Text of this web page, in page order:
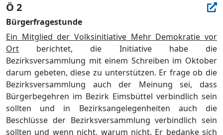
Ö 2
Bürgerfragestunde
Ein Mitglied der Volksinitiative Mehr Demokratie vor
Ort berichtet, die Initiative habe die
Bezirksversammlung mit einem Schreiben im Oktober
darum gebeten, diese zu unterstützen. Er frage ob die
Bezirksversammlung auch der Meinung sei, dass
Bürgerbegehren im Bezirk Eimsbüttel verbindlich sein
sollten und in Bezirksangelegenheiten auch die
Beschlüsse der Bezirksversammlung verbindlich sein
sollten und wenn nicht, warum nicht. Er bedanke sich